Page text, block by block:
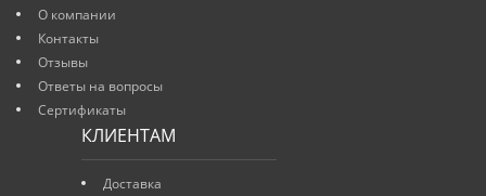
О компании
Контакты
Отзывы
Ответы на вопросы
Сертификаты
КЛИЕНТАМ
Доставка